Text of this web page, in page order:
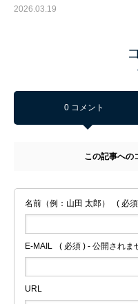
2026.03.19
0 コメント
この記事への
名前（例：山田 太郎） ( 必
E-MAIL ( 必須 ) - 公開されま
URL